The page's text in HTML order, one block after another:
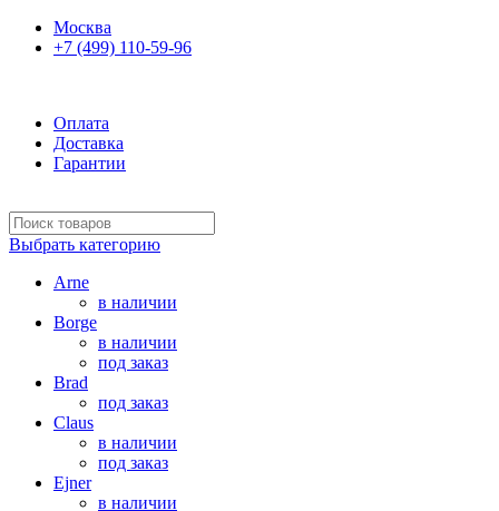
Москва
+7 (499) 110-59-96
Оплата
Доставка
Гарантии
Выбрать категорию
Arne
в наличии
Borge
в наличии
под заказ
Brad
под заказ
Claus
в наличии
под заказ
Ejner
в наличии